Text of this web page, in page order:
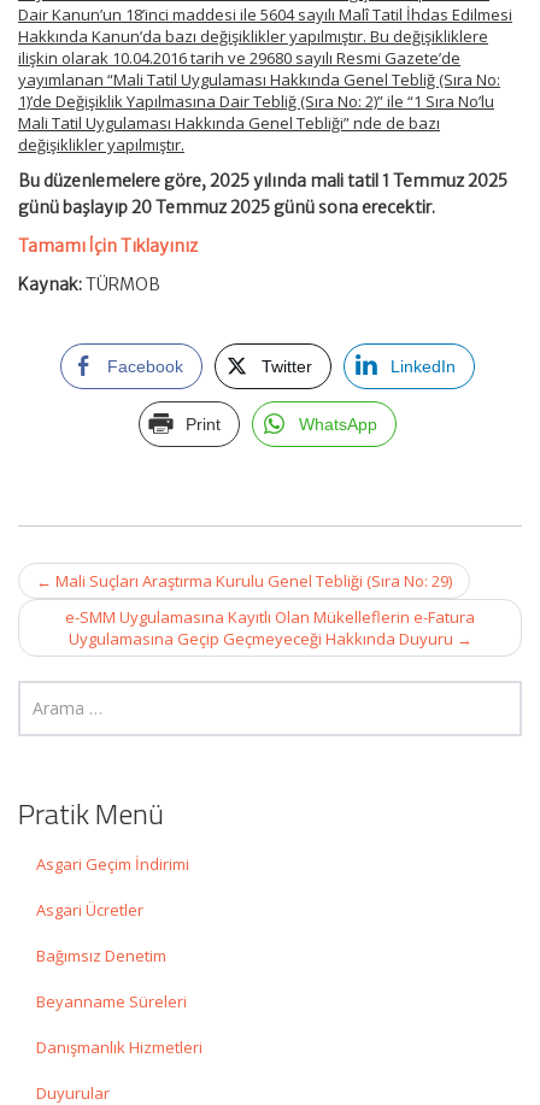
Dair Kanun’un 18’inci maddesi ile 5604 sayılı Malî Tatil İhdas Edilmesi
Hakkında Kanun’da bazı değişiklikler yapılmıştır. Bu değişikliklere
ilişkin olarak 10.04.2016 tarih ve 29680 sayılı Resmi Gazete’de
yayımlanan “Mali Tatil Uygulaması Hakkında Genel Tebliğ (Sıra No:
1)’de Değişiklik Yapılmasına Dair Tebliğ (Sıra No: 2)” ile “1 Sıra No’lu
Mali Tatil Uygulaması Hakkında Genel Tebliği” nde de bazı
değişiklikler yapılmıştır.
Bu düzenlemelere göre, 2025 yılında mali tatil 1 Temmuz 2025
günü başlayıp 20 Temmuz 2025 günü sona erecektir.
Tamamı İçin Tıklayınız
Kaynak:TÜRMOB
Facebook Twitter LinkedIn
Print WhatsApp
Post
navigation
← Mali Suçları Araştırma Kurulu Genel Tebliği (Sıra No: 29)
e-SMM Uygulamasına Kayıtlı Olan Mükelleflerin e-Fatura
Uygulamasına Geçip Geçmeyeceği Hakkında Duyuru →
Pratik Menü
Asgari Geçim İndirimi
Asgari Ücretler
Bağımsız Denetim
Beyanname Süreleri
Danışmanlık Hizmetleri
Duyurular